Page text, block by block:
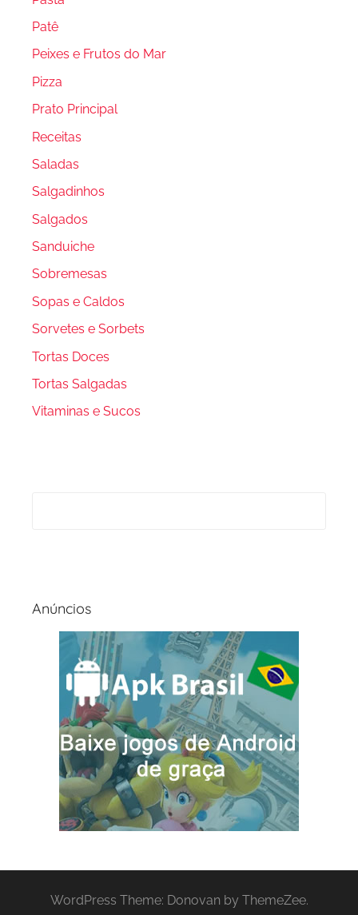
Patê
Peixes e Frutos do Mar
Pizza
Prato Principal
Receitas
Saladas
Salgadinhos
Salgados
Sanduiche
Sobremesas
Sopas e Caldos
Sorvetes e Sorbets
Tortas Doces
Tortas Salgadas
Vitaminas e Sucos
Anúncios
WordPress Theme: Donovan by ThemeZee.